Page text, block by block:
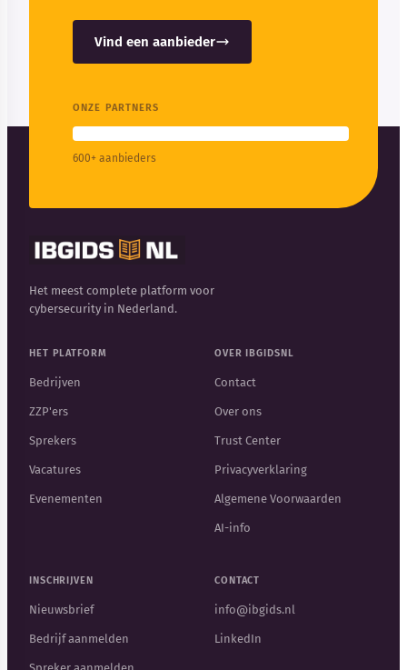
Vind een aanbieder
ONZE PARTNERS
600+ aanbieders
Het meest complete platform voor
cybersecurity in Nederland.
HET PLATFORM
Bedrijven
ZZP'ers
Sprekers
Vacatures
Evenementen
OVER IBGIDSNL
Contact
Over ons
Trust Center
Privacyverklaring
Algemene Voorwaarden
AI-info
INSCHRIJVEN
Nieuwsbrief
Bedrijf aanmelden
CONTACT
info@ibgids.nl
LinkedIn